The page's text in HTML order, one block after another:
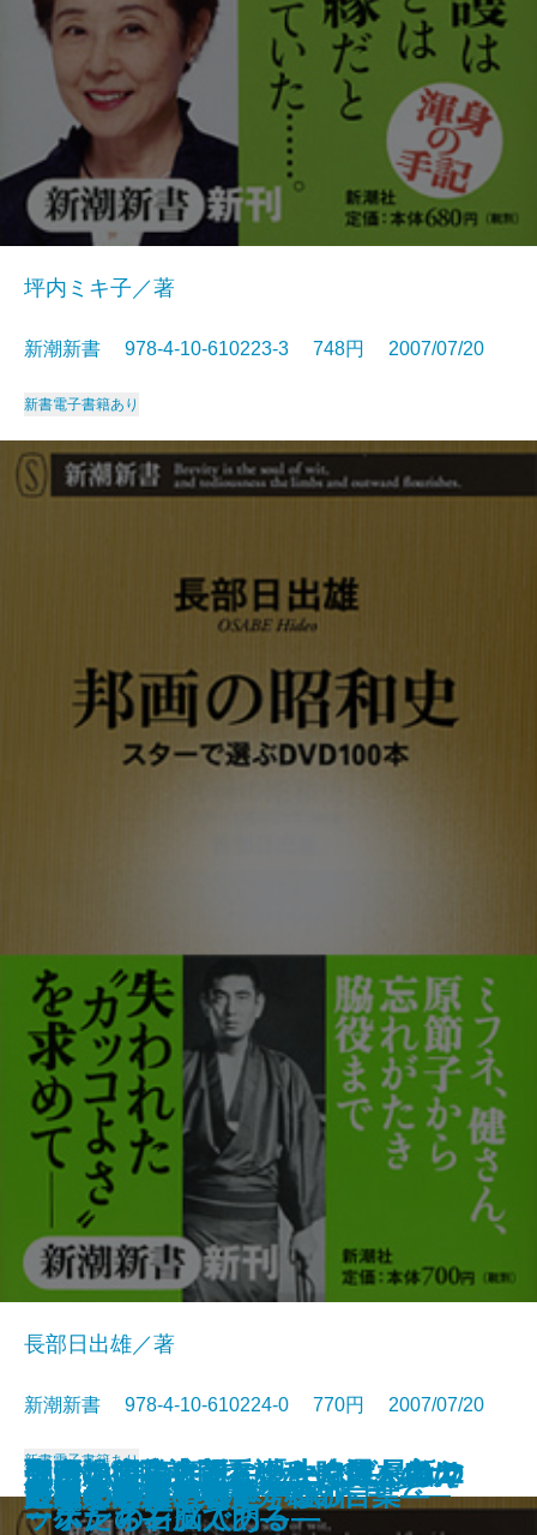
ニッポン最古巡礼
脱DNA宣言―新しい生命観へ向け
て―
本格保守宣言
日本カジノ戦略
いつまでもデブと思うなよ
男はつらいらしい
大帝没後―大正という時代を考え
る―
ロック・フェスティバル
母の介護―102歳で看取るまで―
坪内ミキ子／著
新潮新書 978-4-10-610223-3 748円 2007/07/20
新書電子書籍あり
邦画の昭和史―スターで選ぶDVD
100本―
長部日出雄／著
新潮新書 978-4-10-610224-0 770円 2007/07/20
新書電子書籍あり
医療の限界
いじめの構造
売れないのは誰のせい？―最新マ
ーケティング入門―
とてつもない日本
コテコテ論序説―「なんば」はニ
ッポンの右脳である―
日本人の足を速くする
人間を磨く
聖路加病院訪問看護科―11人のナ
ースたち―
人生の鍛錬―小林秀雄の言葉―
できる会社の社是・社訓